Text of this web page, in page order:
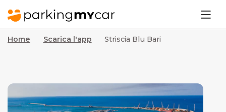
Home Scarica l'app Striscia Blu Bari